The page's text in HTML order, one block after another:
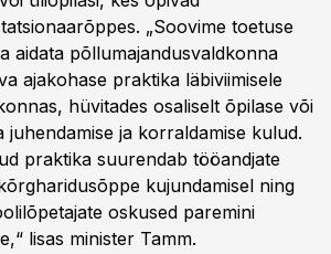
„Soovime toetuse
aidata põllumajandusvaldkonna
ajakohase praktika läbiviimisele
hüvitades osaliselt õpilase või
juhendamise ja korraldamise kulud.
praktika suurendab tööandjate
kujundamisel ning
oskused paremini
lisas minister Tamm.